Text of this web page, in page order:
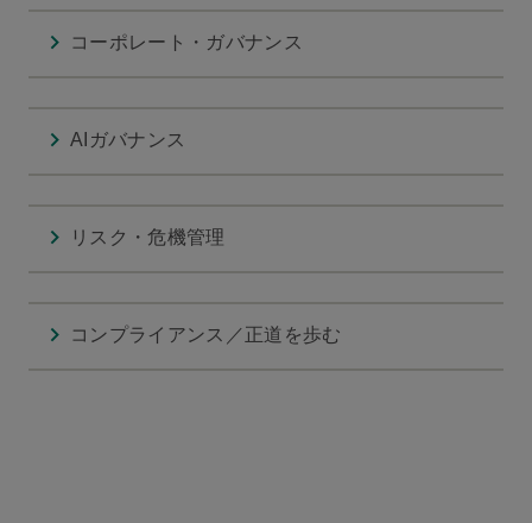
コーポレート・ガバナンス
AIガバナンス
リスク・危機管理
コンプライアンス／正道を歩む